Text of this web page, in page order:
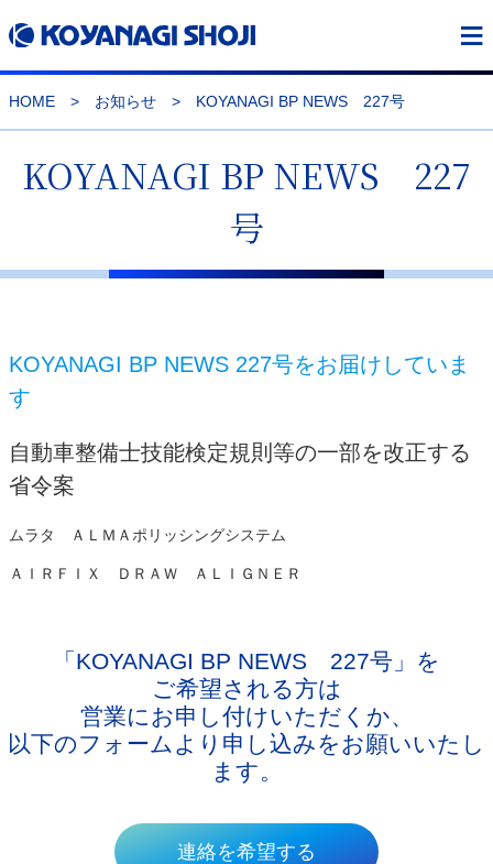
≡
HOME > お知らせ > KOYANAGI BP NEWS 227号
KOYANAGI BP NEWS 227
号
KOYANAGI BP NEWS 227号をお届けしていま
す
自動車整備士技能検定規則等の一部を改正する
省令案
ムラタ ＡＬＭＡポリッシングシステム
ＡＩＲＦＩＸ ＤＲＡＷ ＡＬＩＧＮＥＲ
「KOYANAGI BP NEWS 227号」 を
ご希望される方は
営業にお申し付けいただくか、
以下のフォームより申し込みをお願いいたし
ます。
連絡を希望する